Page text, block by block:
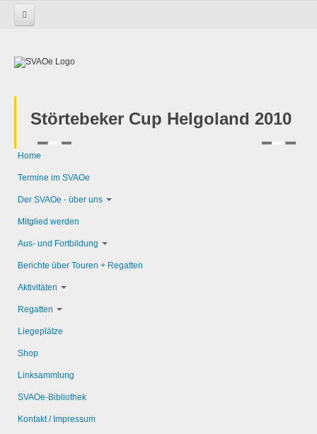
Störtebeker Cup Helgoland 2010
Home
Termine im SVAOe
Der SVAOe - über uns
Mitglied werden
Aus- und Fortbildung
Berichte über Touren + Regatten
Aktivitäten
Regatten
Liegeplätze
Shop
Linksammlung
SVAOe-Bibliothek
Kontakt / Impressum